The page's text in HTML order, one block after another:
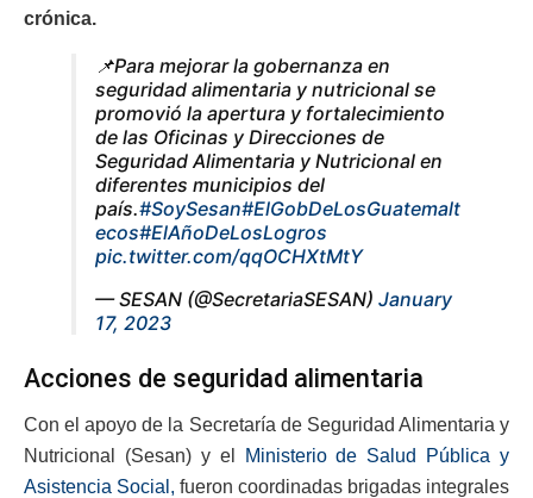
crónica.
📌Para mejorar la gobernanza en
seguridad alimentaria y nutricional se
promovió la apertura y fortalecimiento
de las Oficinas y Direcciones de
Seguridad Alimentaria y Nutricional en
diferentes municipios del
país.#SoySesan#ElGobDeLosGuatemalt
ecos#ElAñoDeLosLogros
pic.twitter.com/qqOCHXtMtY
— SESAN (@SecretariaSESAN) January
17, 2023
Acciones de seguridad alimentaria
Con el apoyo de la Secretaría de Seguridad Alimentaria y
Nutricional (Sesan) y el
Ministerio de Salud Pública y
Asistencia Social, fueron coordinadas brigadas integrales